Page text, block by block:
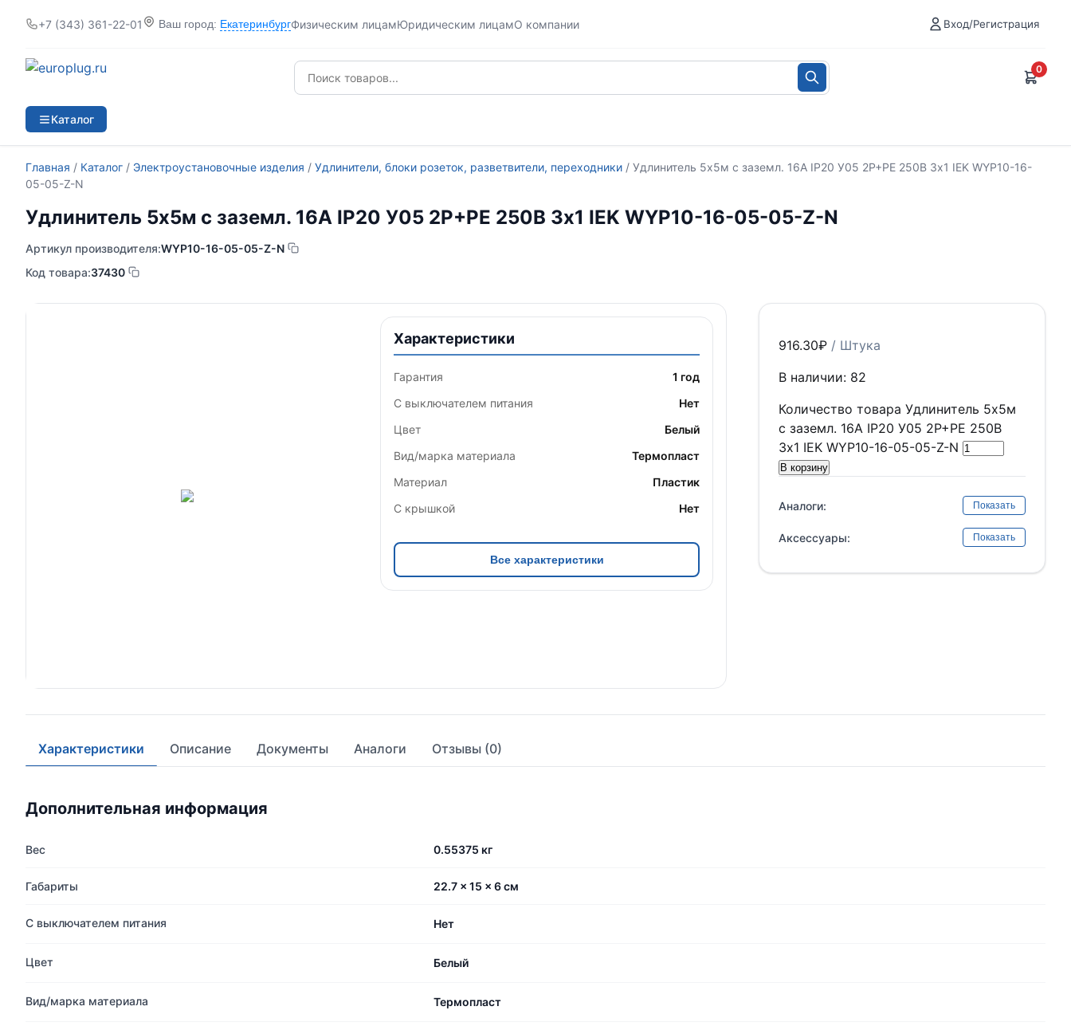
+7 (343) 361-22-01 Ваш город: ЕкатеринбургФизическим лицамЮридическим лицамО компании Вход/Регистрация
0
Каталог
Главная / Каталог / Электроустановочные изделия / Удлинители, блоки розеток, разветвители, переходники / Удлинитель 5х5м с заземл. 16А IP20 У05 2P+PE 250В 3х1 IEK WYP10-16-
05-05-Z-N
Удлинитель 5х5м с заземл. 16А IP20 У05 2P+PE 250В 3х1 IEK WYP10-16-05-05-Z-N
Артикул производителя:WYP10-16-05-05-Z-N
Код товара:37430
Характеристики
Гарантия
1 год
С выключателем питания
Нет
Цвет
Белый
Вид/марка материала
Термопласт
Материал
Пластик
С крышкой
Нет
Все характеристики
916.30₽ / Штука
В наличии: 82
Количество товара Удлинитель 5х5м
с заземл. 16А IP20 У05 2P+PE 250В
3х1 IEK WYP10-16-05-05-Z-N
В корзину
Аналоги: Показать
Аксессуары: Показать
Характеристики Описание Документы Аналоги Отзывы (0)
Дополнительная информация
Вес 0.55375 кг
Габариты 22.7 × 15 × 6 см
С выключателем питания Нет
Цвет Белый
Вид/марка материала Термопласт